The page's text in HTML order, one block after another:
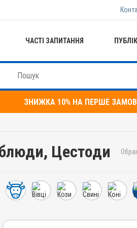
ЧАСТІ ЗАПИТАННЯ
ЗНИЖКА 10% НА ПЕРШЕ
Цестоди